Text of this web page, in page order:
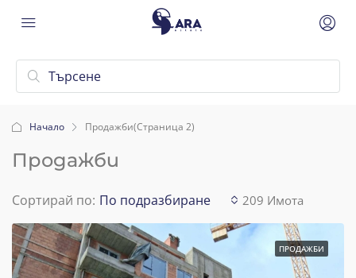
Начало Продажби(Страница 2)
Продажби
209 Имотa
Сортирай по: По подразбиране
ПРОДАЖБИ